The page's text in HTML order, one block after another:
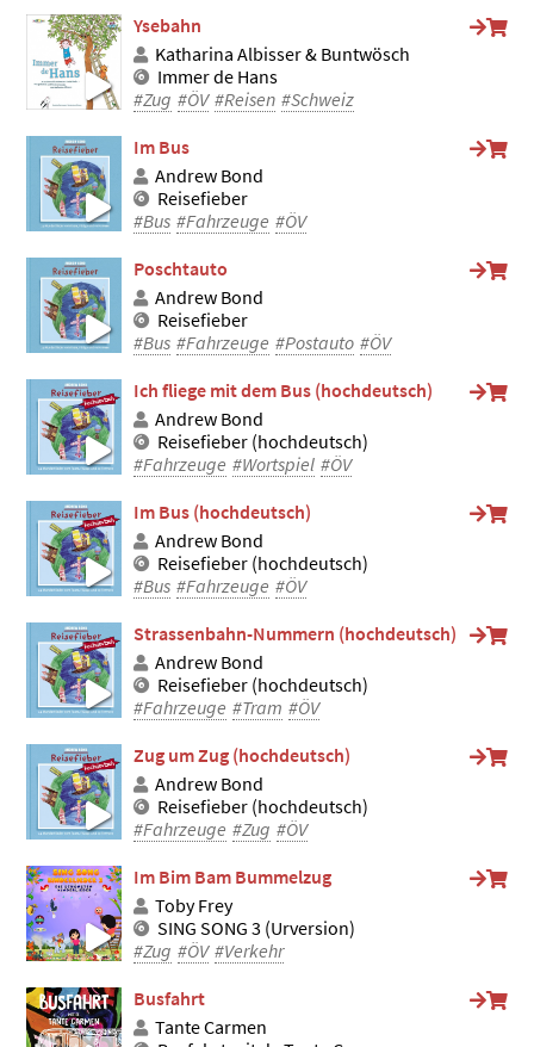
Ysebahn
Katharina Albisser & Buntwösch
Immer de Hans
#Zug #ÖV #Reisen #Schweiz
Im Bus
Andrew Bond
Reisefieber
#Bus #Fahrzeuge #ÖV
Poschtauto
Andrew Bond
Reisefieber
#Bus #Fahrzeuge #Postauto #ÖV
Ich fliege mit dem Bus (hochdeutsch)
Andrew Bond
Reisefieber (hochdeutsch)
#Fahrzeuge #Wortspiel #ÖV
Im Bus (hochdeutsch)
Andrew Bond
Reisefieber (hochdeutsch)
#Bus #Fahrzeuge #ÖV
Strassenbahn-Nummern (hochdeutsch)
Andrew Bond
Reisefieber (hochdeutsch)
#Fahrzeuge #Tram #ÖV
Zug um Zug (hochdeutsch)
Andrew Bond
Reisefieber (hochdeutsch)
#Fahrzeuge #Zug #ÖV
Im Bim Bam Bummelzug
Toby Frey
SING SONG 3 (Urversion)
#Zug #ÖV #Verkehr
Busfahrt
Tante Carmen